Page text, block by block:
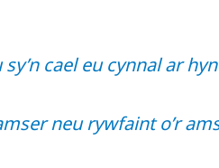
cael eu cynnal ar
neu rywfaint o’r